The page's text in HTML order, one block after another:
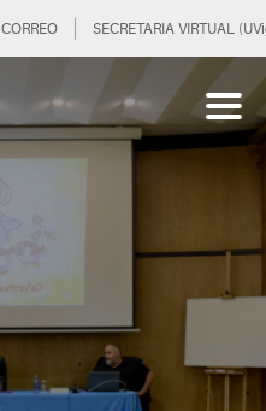
CORREO SECRETARIA VIRTUAL